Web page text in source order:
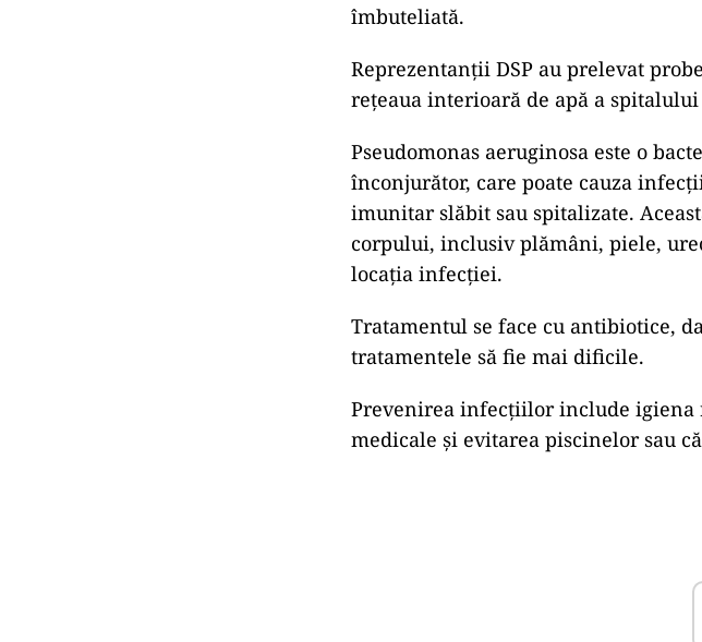
îmbuteliată.
Reprezentanții DSP au prelevat
rețeaua interioară de apă a
Pseudomonas aeruginosa este o
înconjurător, care poate cauza
imunitar slăbit sau spitalizate.
corpului, inclusiv plămâni, piele,
locația infecției.
Tratamentul se face cu antibiotice,
tratamentele să fie mai dificile.
Prevenirea infecțiilor include igiena
medicale și evitarea piscinelor sau